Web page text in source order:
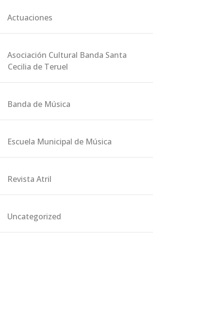
Actuaciones
Asociación Cultural Banda Santa
Cecilia de Teruel
Banda de Música
Escuela Municipal de Música
Revista Atril
Uncategorized